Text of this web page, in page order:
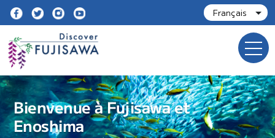
Bienvenue à Fujisawa et
Enoshima